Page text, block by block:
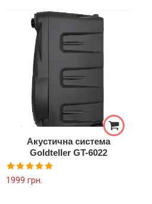
Акустична система
Goldteller GT-6022
Оцінено в
1999 грн.